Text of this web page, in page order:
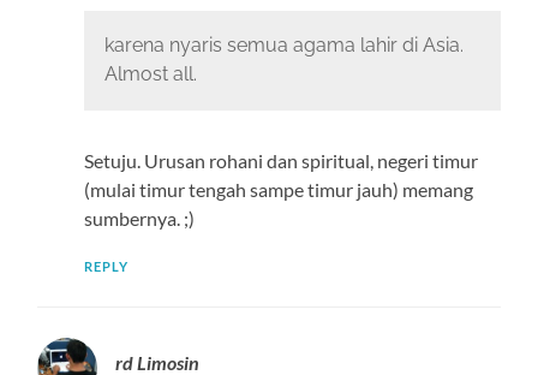
karena nyaris semua agama lahir di Asia.
Almost all.
Setuju. Urusan rohani dan spiritual, negeri timur
(mulai timur tengah sampe timur jauh) memang
sumbernya. ;)
REPLY
rd Limosin